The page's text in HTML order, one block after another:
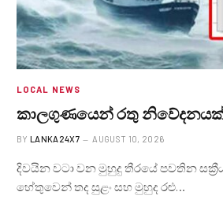
LOCAL NEWS
කාලගුණයෙන් ‍රතු
BY LANKA24X7 AUGUST 10, 2026
දිවයින වටා වන මුහුදු තීරයේ පවතින
හේතුවෙන් තද සුළං සහ මුහුද රළු…